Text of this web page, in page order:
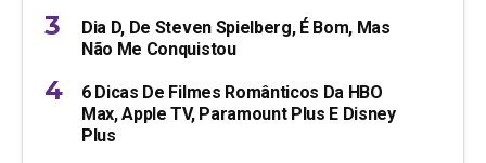
Dia D, De Steven Spielberg, É Bom, Mas
Não Me Conquistou
6 Dicas De Filmes Românticos Da HBO
Max, Apple TV, Paramount Plus E Disney
Plus